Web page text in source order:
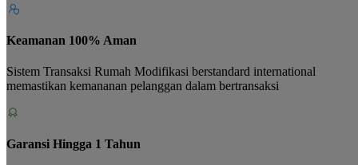
Keamanan 100% Aman
Sistem Transaksi Rumah Modifikasi berstandard international
memastikan kemananan pelanggan dalam bertransaksi
Garansi Hingga 1 Tahun